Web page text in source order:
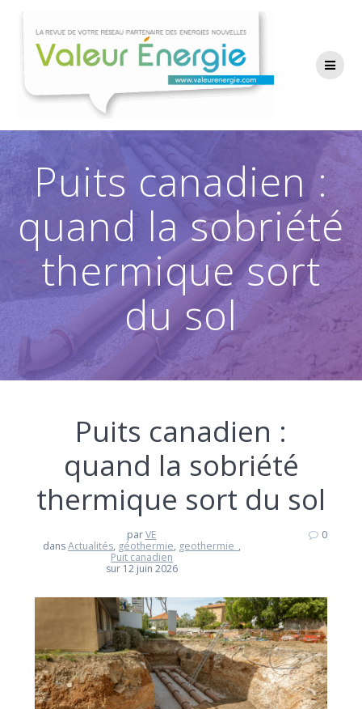
contenu
Puits canadien :
quand la sobriété
thermique sort
du sol
Puits canadien :
quand la sobriété
thermique sort du sol
parVE
dansActualités, géothermie, geothermie_ ,
Puit canadien
sur 12 juin 2026
0